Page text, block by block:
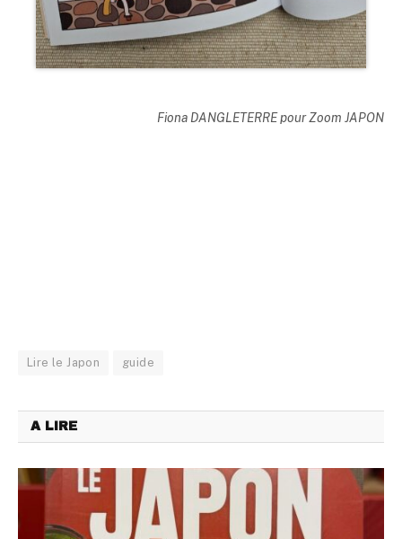
Fiona DANGLETERRE pour Zoom JAPON
Lire le Japon guide
A LIRE